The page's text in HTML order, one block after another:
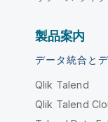
製品案内
データ統合と
Qlik Talend
Qlik Talend